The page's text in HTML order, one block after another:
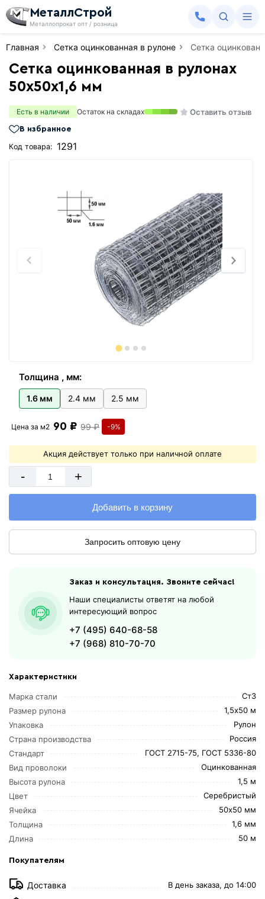
МеталлСтрой
Металлопрокат опт / розница
Главная Сетка оцинкованная в рулоне Сетка
Сетка оцинкованная в рулонах
50х50х1,6 мм
Есть в наличии Остаток на складах Оставить отзыв
В избранное
Код товара: 1291
Толщина , мм:
1.6 мм 2.4 мм 2.5 мм
Характеристики
Марка стали
Ст3
Размер рулона
1,5х50 м
Упаковка
Рулон
Страна производства
Россия
Стандарт
ГОСТ 2715-75, ГОСТ 5336-80
Вид проволоки
Оцинкованная
Высота рулона
1,5 м
Цвет
Серебристый
Ячейка
50х50 мм
Толщина
1,6 мм
Длина
50 м
Покупателям
Доставка В день заказа, до 14:00
Цена за м2 90 ₽ 99 ₽ -9%
Акция действует только при наличной оплате
- +
Добавить в корзину
Запросить оптовую цену
Заказ и консультация. Звоните сейчас!
Наши специалисты ответят на любой
интересующий вопрос
+7 (495) 640-68-58
+7 (968) 810-70-70